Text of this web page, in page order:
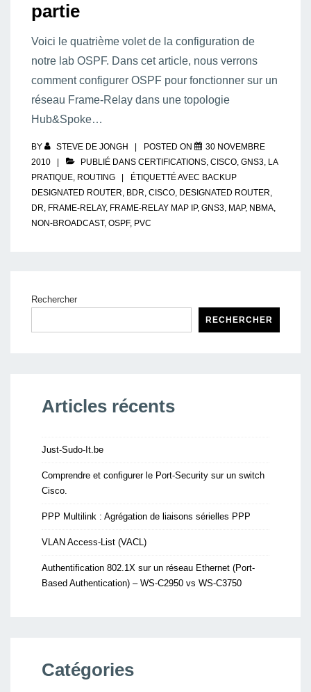
partie
Voici le quatrième volet de la configuration de
notre lab OSPF. Dans cet article, nous verrons
comment configurer OSPF pour fonctionner sur un
réseau Frame-Relay dans une topologie
Hub&Spoke…
BY STEVE DE JONGH POSTED ON
30 NOVEMBRE
2010
PUBLIÉ DANS CERTIFICATIONS, CISCO, GNS3, LA
PRATIQUE, ROUTING ÉTIQUETTÉ AVEC BACKUP
DESIGNATED ROUTER, BDR, CISCO, DESIGNATED ROUTER,
DR, FRAME-RELAY, FRAME-RELAY MAP IP, GNS3, MAP, NBMA,
NON-BROADCAST, OSPF, PVC
Rechercher
RECHERCHER
Articles récents
Just-Sudo-It.be
Comprendre et configurer le Port-Security sur un switch
Cisco.
PPP Multilink : Agrégation de liaisons sérielles PPP
VLAN Access-List (VACL)
Authentification 802.1X sur un réseau Ethernet (Port-
Based Authentication) – WS-C2950 vs WS-C3750
Catégories